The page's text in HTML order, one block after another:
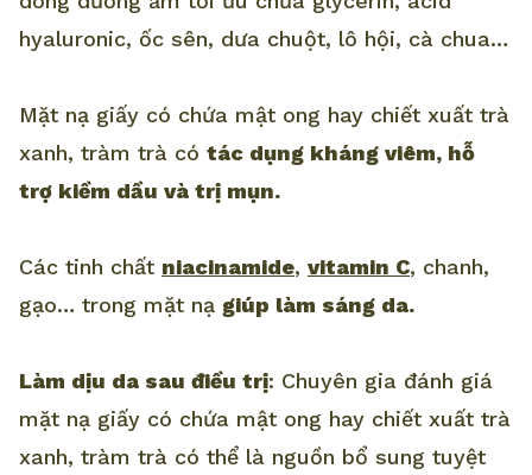
hyaluronic, ốc sên, dưa chuột, lô hội, cà chua…
Mặt nạ giấy có chứa mật ong hay chiết xuất trà
xanh, tràm trà có tác dụng kháng viêm, hỗ
trợ kiềm dầu và trị mụn.
Các tinh chất niacinamide, vitamin C, chanh,
gạo… trong mặt nạ giúp làm sáng da.
Làm dịu da sau điều trị: Chuyên gia đánh giá
mặt nạ giấy có chứa mật ong hay chiết xuất trà
xanh, tràm trà có thể là nguồn bổ sung tuyệt